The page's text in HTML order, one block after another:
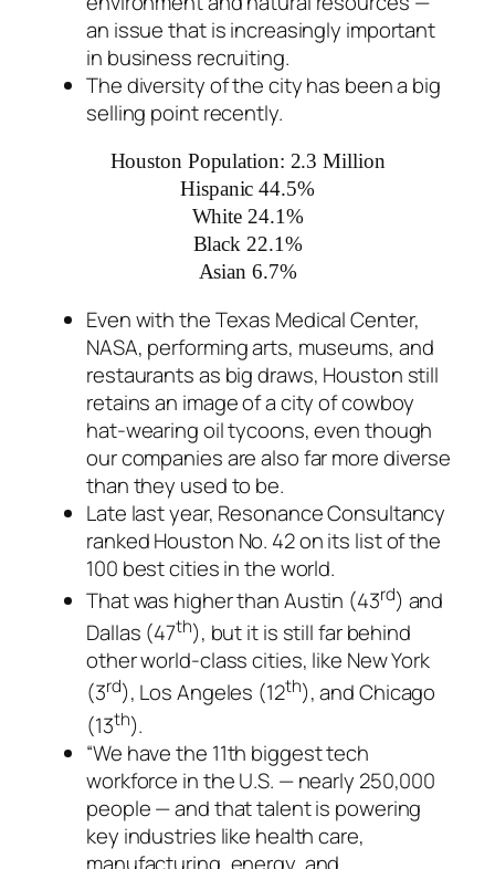
an issue that is increasingly important
in business recruiting.
The diversity of the city has been a big
selling point recently.
Houston Population: 2.3 Million
Hispanic 44.5%
White 24.1%
Black 22.1%
Asian 6.7%
Even with the Texas Medical Center,
NASA, performing arts, museums, and
restaurants as big draws, Houston still
retains an image of a city of cowboy
hat-wearing oil tycoons, even though
our companies are also far more diverse
than they used to be.
Late last year, Resonance Consultancy
ranked Houston No. 42 on its list of the
100 best cities in the world.
That was higher than Austin (43rd) and
Dallas (47th), but it is still far behind
other world-class cities, like New York
(3rd), Los Angeles (12th), and Chicago
(13th).
“We have the 11th biggest tech
workforce in the U.S. — nearly 250,000
people — and that talent is powering
key industries like health care,
manufacturing, energy, and